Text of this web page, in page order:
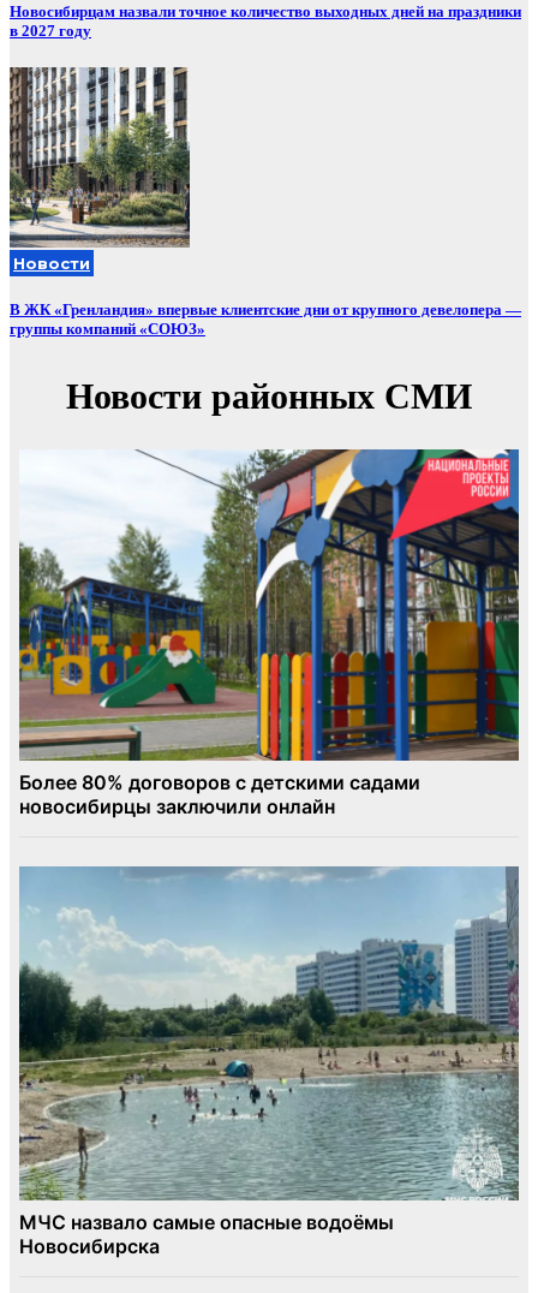
Новосибирцам назвали точное количество выходных дней на праздники
в 2027 году
Новости
В ЖК «Гренландия» впервые клиентские дни от крупного девелопера —
группы компаний «СОЮЗ»